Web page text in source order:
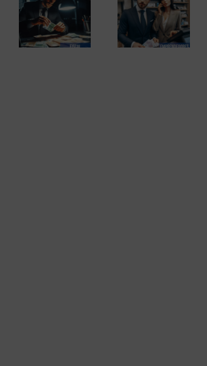
El perfil de los
emprendedores
españoles. Informe
contradice a
Hacienda y elimina
la obligación de
presentar la